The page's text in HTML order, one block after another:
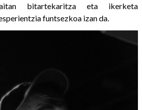
bitartekaritza eta ikerketa
funtsezkoa izan da.